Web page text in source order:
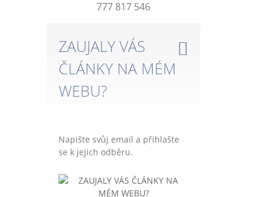
777 817 546
ZAUJALY VÁS
ČLÁNKY NA MÉM
WEBU?
Napište svůj email a přihlašte
se k jejich odběru.